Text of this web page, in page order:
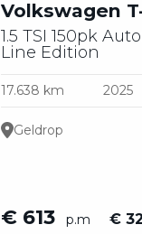
Volkswagen
1.5 TSI 150pk
Line Edition
17.638 km 2025
Geldrop
€ 613 p.m €